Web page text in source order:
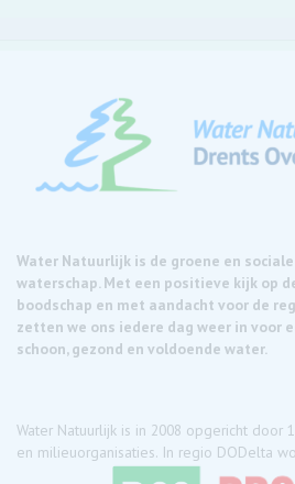
Water Natuurlijk is de groene en
waterschap. Met een positieve kijk op
boodschap en met aandacht voor de
zetten we ons iedere dag weer in voor
schoon, gezond en voldoende water.
Water Natuurlijk is in 2008 opgericht door
en milieuorganisaties. In regio DODelta